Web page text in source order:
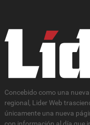
Concebido como una
regional, Lider Web
únicamente una nueva
con información al día que